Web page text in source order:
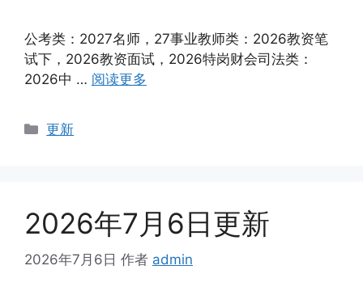
公考类：2027名师，27事业教师类：2026教资笔
试下，2026教资面试，2026特岗财会司法类：
2026中 … 阅读更多
分
更新
2026年7月6日更新
2026年7月6日 作者 admin